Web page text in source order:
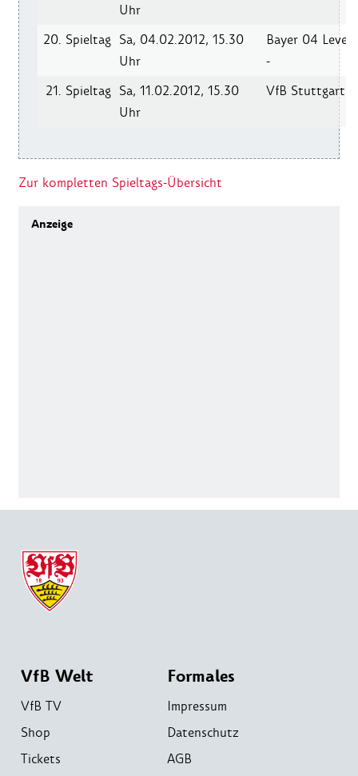
Uhr
20. Spieltag Sa, 04.02.2012, 15.30
Uhr
Bayer 04
-
21. Spieltag Sa, 11.02.2012, 15.30
Uhr
VfB Stuttgart
Zur kompletten Spieltags-Übersicht
VfB Welt
VfB TV
Shop
Tickets
Formales
Impressum
Datenschutz
AGB